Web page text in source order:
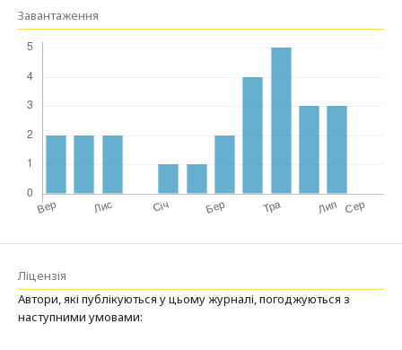
Завантаження
Ліцензія
Автори, які публікуються у цьому журналі, погоджуються з
наступними умовами: